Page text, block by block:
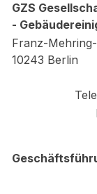
GZS
-
Franz-
10243 Berlin